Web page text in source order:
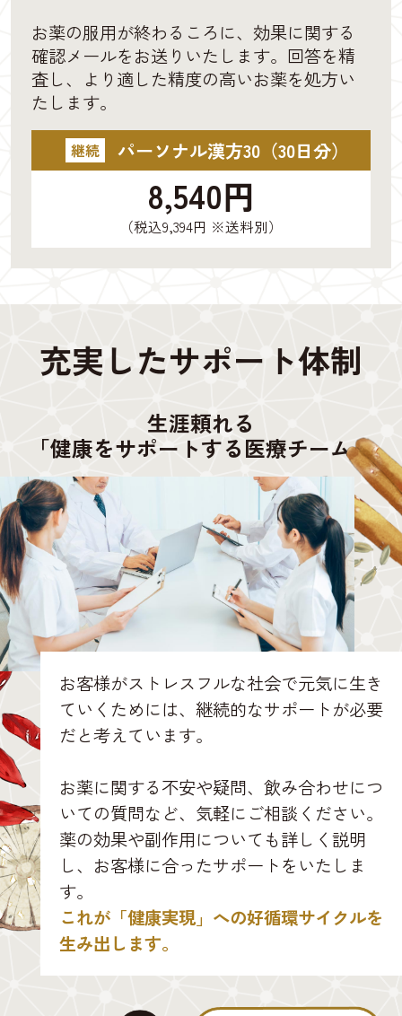
お薬の服用が終わるころに、効果に関する
確認メールをお送りいたします。回答を精
査し、より適した精度の高いお薬を処方い
たします。
継続 パーソナル漢方30（30日分）
8,540円
（税込9,394円 ※送料別）
充実したサポート体制
生涯頼れる
「健康をサポートする医療チーム」
お客様がストレスフルな社会で元気に生き
ていくためには、継続的なサポートが必要
だと考えています。
お薬に関する不安や疑問、飲み合わせにつ
いての質問など、気軽にご相談ください。
薬の効果や副作用についても詳しく説明
し、お客様に合ったサポートをいたしま
す。
これが「健康実現」への好循環サイクルを
生み出します。